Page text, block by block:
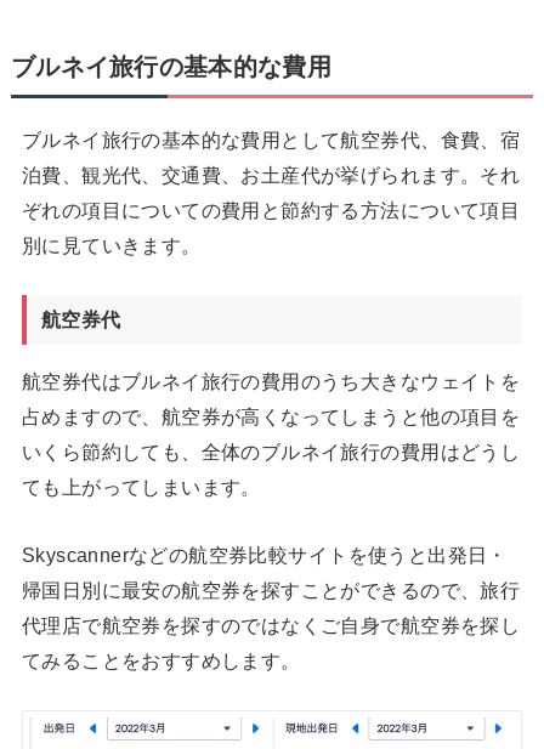
ブルネイ旅行の基本的な費用
ブルネイ旅行の基本的な費用として航空券代、食費、宿
泊費、観光代、交通費、お土産代が挙げられます。それ
ぞれの項目についての費用と節約する方法について項目
別に見ていきます。
航空券代
航空券代はブルネイ旅行の費用のうち大きなウェイトを
占めますので、航空券が高くなってしまうと他の項目を
いくら節約しても、全体のブルネイ旅行の費用はどうし
ても上がってしまいます。
Skyscannerなどの航空券比較サイトを使うと出発日・
帰国日別に最安の航空券を探すことができるので、旅行
代理店で航空券を探すのではなくご自身で航空券を探し
てみることをおすすめします。